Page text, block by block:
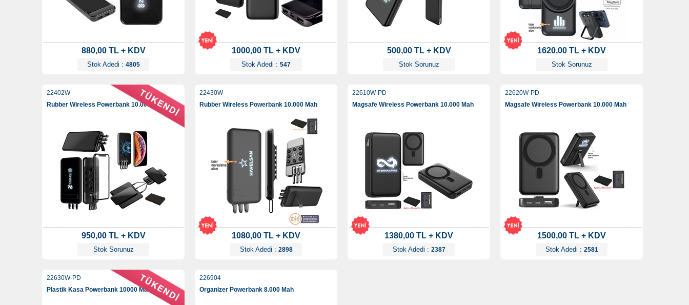
880,00 TL + KDV
Stok Adedi : 4805
1000,00 TL + KDV
Stok Adedi : 547
500,00 TL + KDV
Stok Sorunuz
1620,00 TL + KDV
Stok Sorunuz
22402W
Rubber Wireless Powerbank 10.000 Mah
950,00 TL + KDV
Stok Sorunuz
22430W
Rubber Wireless Powerbank 10.000 Mah
1080,00 TL + KDV
Stok Adedi : 2898
22610W-PD
Magsafe Wireless Powerbank 10.000 Mah
1380,00 TL + KDV
Stok Adedi : 2387
22620W-PD
Magsafe Wireless Powerbank 10.000 Mah
1500,00 TL + KDV
Stok Adedi : 2581
22630W-PD
Plastik Kasa Powerbank 10000 Mah
226904
Organizer Powerbank 8.000 Mah